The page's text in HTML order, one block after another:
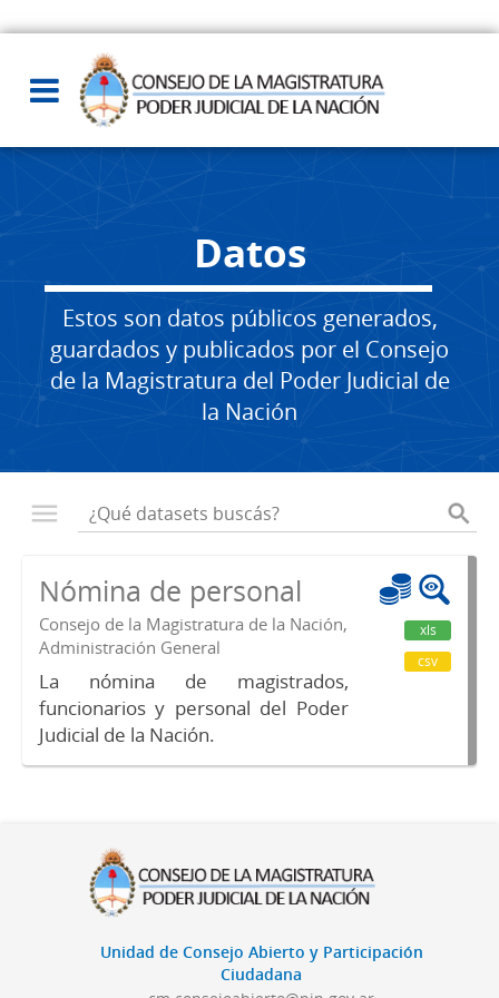
Datos
Estos son datos públicos generados,
guardados y publicados por el Consejo
de la Magistratura del Poder Judicial de
la Nación
Nómina de personal
Consejo de la Magistratura de la Nación,
Administración General
La nómina de magistrados,
funcionarios y personal del Poder
Judicial de la Nación.
xls
csv
Unidad de Consejo Abierto y Participación
Ciudadana